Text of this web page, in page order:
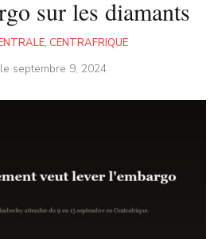
sur les diamants
, CENTRAFRIQUE
septembre 9, 2024